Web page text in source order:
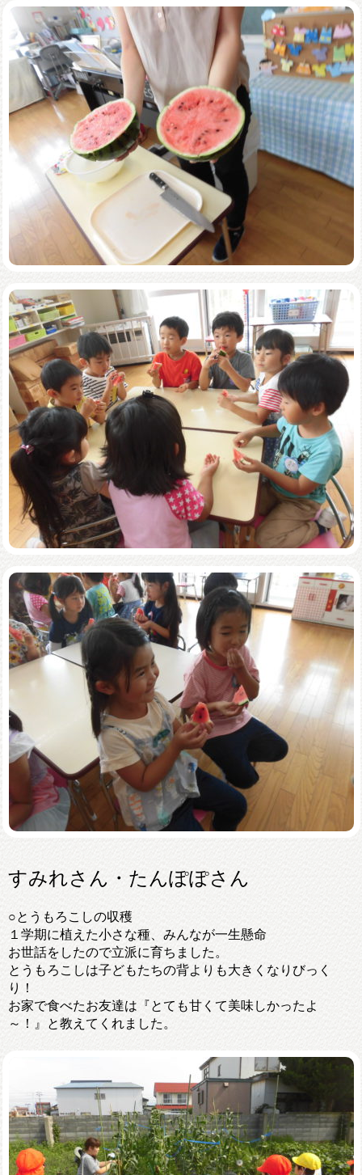
すみれさん・たんぽぽさん
○とうもろこしの収穫
１学期に植えた小さな種、みんなが一生懸命
お世話をしたので立派に育ちました。
とうもろこしは子どもたちの背よりも大きくなりびっく
り！
お家で食べたお友達は『とても甘くて美味しかったよ
～！』と教えてくれました。